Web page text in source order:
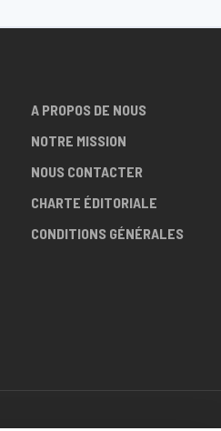
A PROPOS DE NOUS
NOTRE MISSION
NOUS CONTACTER
CHARTE ÉDITORIALE
CONDITIONS GÉNÉRALES